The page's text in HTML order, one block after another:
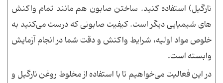
نارگیل) استفاده کنید. ساختن صابون هم مانند تمام واکنش
های شیمیایی دیگر است. کیفیت صابونی که درست می‌کنید به
خلوص مواد اولیه، شرایط واکنش و دقت شما در انجام آزمایش
وابسته است.
در این فعالیت می‌خواهیم تا با استفاده از مخلوط روغن نارگیل و